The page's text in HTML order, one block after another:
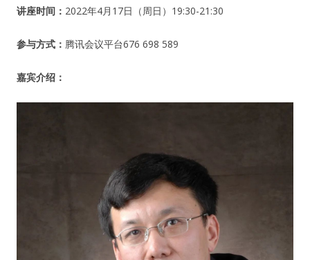
讲座时间： 2022年4月17日（周日）19:30-21:30
参与方式： 腾讯会议平台676 698 589
嘉宾介绍：